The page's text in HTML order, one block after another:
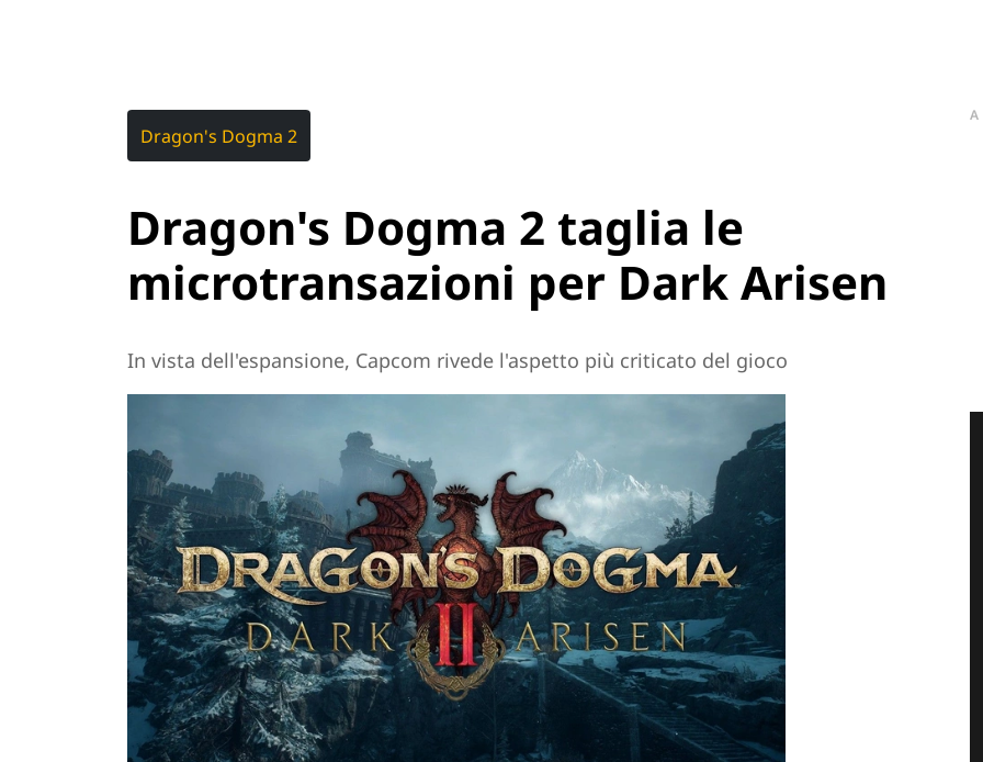
Dragon's Dogma 2
Dragon's Dogma 2 taglia le
microtransazioni per Dark Arisen
In vista dell'espansione, Capcom rivede l'aspetto più criticato del gioco